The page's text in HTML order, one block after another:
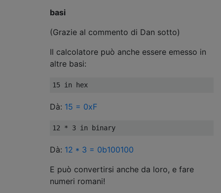
basi
(Grazie al commento di Dan sotto)
Il calcolatore può anche essere emesso in
altre basi:
Dà: 15 = 0xF
Dà: 12 * 3 = 0b100100
E può convertirsi anche da loro, e fare
numeri romani!